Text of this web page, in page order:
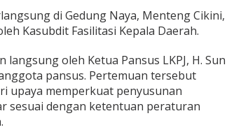
di Gedung Naya, Menteng Cikini,
Kasubdit Fasilitasi Kepala Daerah.
oleh Ketua Pansus LKPJ, H. Sun
pansus. Pertemuan tersebut
upaya memperkuat penyusunan
sesuai dengan ketentuan peraturan